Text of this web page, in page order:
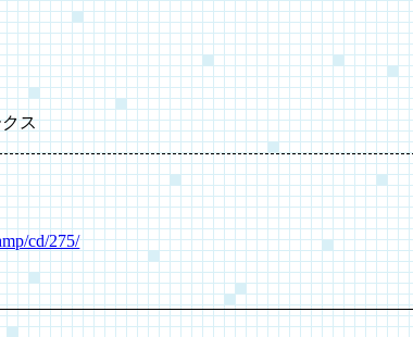
ス
cd/275/